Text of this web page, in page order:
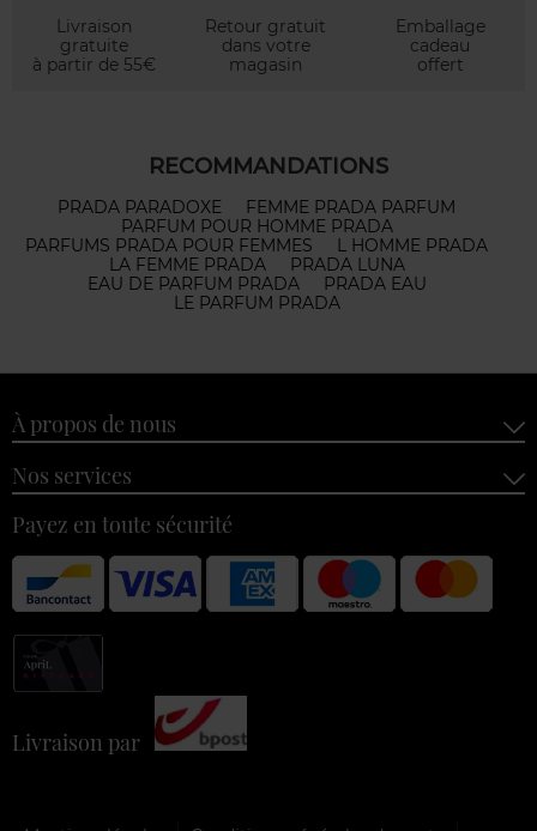
Livraison
gratuite
à partir de 55€
Retour gratuit
dans votre
magasin
Emballage
cadeau
offert
RECOMMANDATIONS
PRADA PARADOXE
FEMME PRADA PARFUM
PARFUM POUR HOMME PRADA
PARFUMS PRADA POUR FEMMES
L HOMME PRADA
LA FEMME PRADA
PRADA LUNA
EAU DE PARFUM PRADA
PRADA EAU
LE PARFUM PRADA
À propos de nous
Nos services
Payez en toute sécurité
Livraison par